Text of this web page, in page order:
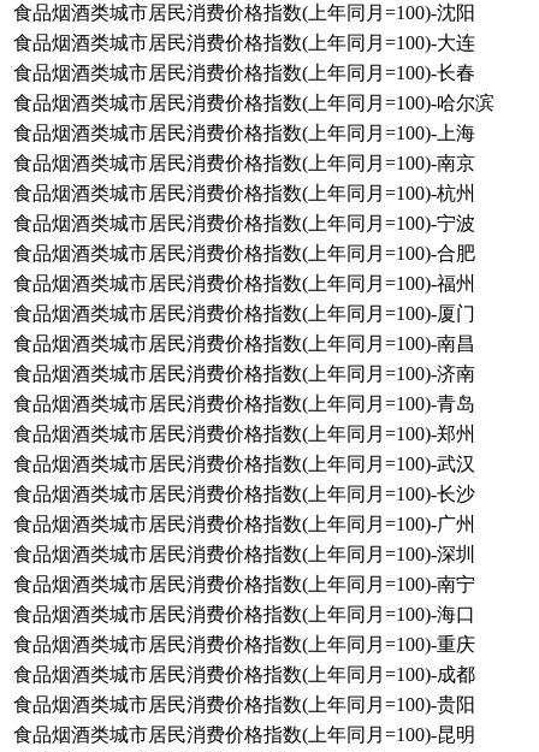
食品烟酒类城市居民消费价格指数(上年同月=100)-沈阳
食品烟酒类城市居民消费价格指数(上年同月=100)-大连
食品烟酒类城市居民消费价格指数(上年同月=100)-长春
食品烟酒类城市居民消费价格指数(上年同月=100)-哈尔滨
食品烟酒类城市居民消费价格指数(上年同月=100)-上海
食品烟酒类城市居民消费价格指数(上年同月=100)-南京
食品烟酒类城市居民消费价格指数(上年同月=100)-杭州
食品烟酒类城市居民消费价格指数(上年同月=100)-宁波
食品烟酒类城市居民消费价格指数(上年同月=100)-合肥
食品烟酒类城市居民消费价格指数(上年同月=100)-福州
食品烟酒类城市居民消费价格指数(上年同月=100)-厦门
食品烟酒类城市居民消费价格指数(上年同月=100)-南昌
食品烟酒类城市居民消费价格指数(上年同月=100)-济南
食品烟酒类城市居民消费价格指数(上年同月=100)-青岛
食品烟酒类城市居民消费价格指数(上年同月=100)-郑州
食品烟酒类城市居民消费价格指数(上年同月=100)-武汉
食品烟酒类城市居民消费价格指数(上年同月=100)-长沙
食品烟酒类城市居民消费价格指数(上年同月=100)-广州
食品烟酒类城市居民消费价格指数(上年同月=100)-深圳
食品烟酒类城市居民消费价格指数(上年同月=100)-南宁
食品烟酒类城市居民消费价格指数(上年同月=100)-海口
食品烟酒类城市居民消费价格指数(上年同月=100)-重庆
食品烟酒类城市居民消费价格指数(上年同月=100)-成都
食品烟酒类城市居民消费价格指数(上年同月=100)-贵阳
食品烟酒类城市居民消费价格指数(上年同月=100)-昆明